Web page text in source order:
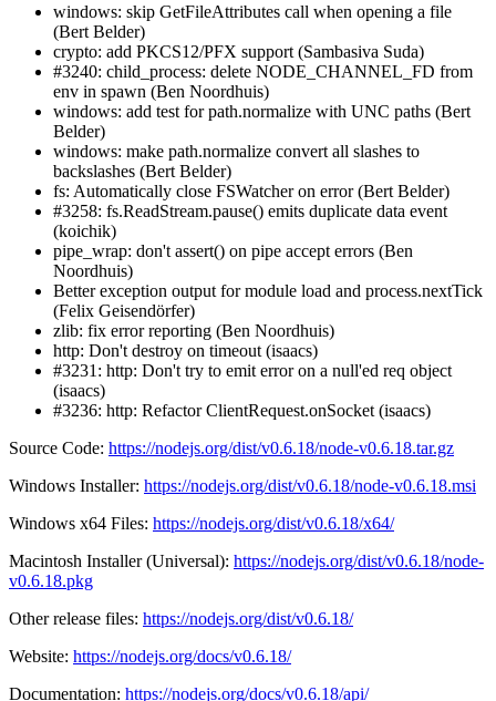
windows: skip GetFileAttributes call when opening a file
(Bert Belder)
crypto: add PKCS12/PFX support (Sambasiva Suda)
#3240: child_process: delete NODE_CHANNEL_FD from
env in spawn (Ben Noordhuis)
windows: add test for path.normalize with UNC paths (Bert
Belder)
windows: make path.normalize convert all slashes to
backslashes (Bert Belder)
fs: Automatically close FSWatcher on error (Bert Belder)
#3258: fs.ReadStream.pause() emits duplicate data event
(koichik)
pipe_wrap: don't assert() on pipe accept errors (Ben
Noordhuis)
Better exception output for module load and process.nextTick
(Felix Geisendörfer)
zlib: fix error reporting (Ben Noordhuis)
http: Don't destroy on timeout (isaacs)
#3231: http: Don't try to emit error on a null'ed req object
(isaacs)
#3236: http: Refactor ClientRequest.onSocket (isaacs)
Source Code: https://nodejs.org/dist/v0.6.18/node-v0.6.18.tar.gz
Windows Installer: https://nodejs.org/dist/v0.6.18/node-v0.6.18.msi
Windows x64 Files: https://nodejs.org/dist/v0.6.18/x64/
Macintosh Installer (Universal): https://nodejs.org/dist/v0.6.18/node-
v0.6.18.pkg
Other release files: https://nodejs.org/dist/v0.6.18/
Website: https://nodejs.org/docs/v0.6.18/
Documentation: https://nodejs.org/docs/v0.6.18/api/